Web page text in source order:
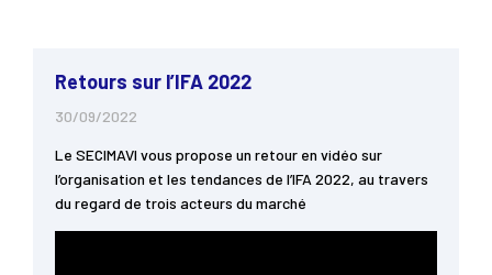
Retours sur l’IFA 2022
30/09/2022
Le SECIMAVI vous propose un retour en vidéo sur
l’organisation et les tendances de l’IFA 2022, au travers
du regard de trois acteurs du marché